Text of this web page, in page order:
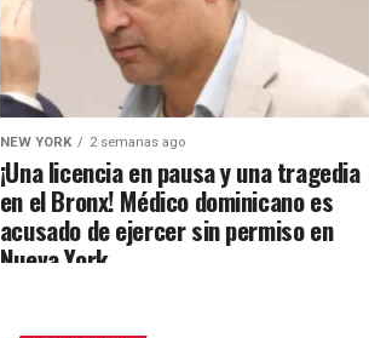
NEW YORK 2 semanas ago
¡Una licencia en pausa y una tragedia
en el Bronx! Médico dominicano es
acusado de ejercer sin permiso en
Nueva York